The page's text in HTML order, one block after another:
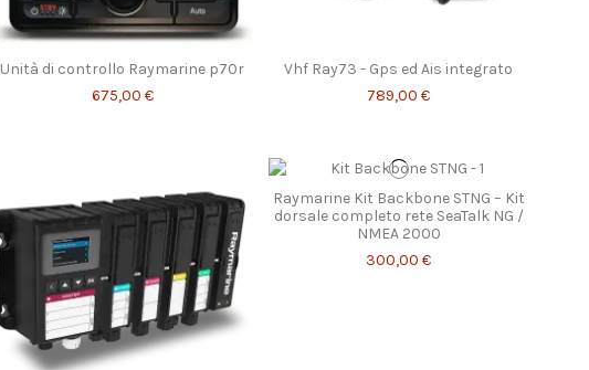
Unità di controllo Raymarine p70r
675,00 €
Vhf Ray73 - Gps ed Ais integrato
789,00 €
Raymarine Kit Backbone STNG – Kit
dorsale completo rete SeaTalk NG /
NMEA 2000
300,00 €